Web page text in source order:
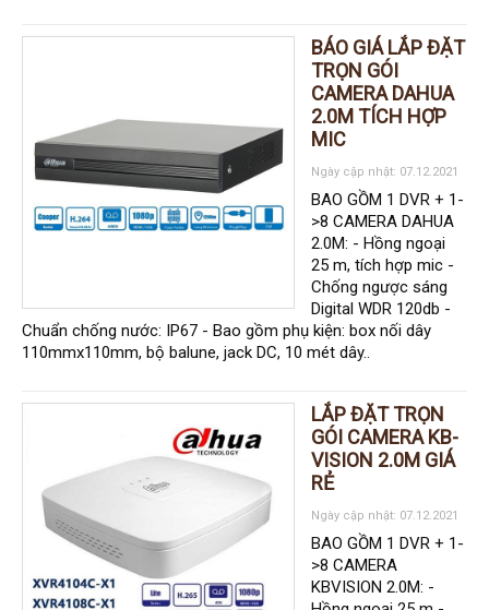
BÁO GIÁ LẮP ĐẶT
TRỌN GÓI
CAMERA DAHUA
2.0M TÍCH HỢP
MIC
Ngày cập nhật: 07.12.2021
BAO GỒM 1 DVR + 1-
>8 CAMERA DAHUA
2.0M: - Hồng ngoại
25 m, tích hợp mic -
Chống ngược sáng
Digital WDR 120db -
Chuẩn chống nước: IP67 - Bao gồm phụ kiện: box nối dây
110mmx110mm, bộ balune, jack DC, 10 mét dây..
LẮP ĐẶT TRỌN
GÓI CAMERA KB-
VISION 2.0M GIÁ
RẺ
Ngày cập nhật: 07.12.2021
BAO GỒM 1 DVR + 1-
>8 CAMERA
KBVISION 2.0M: -